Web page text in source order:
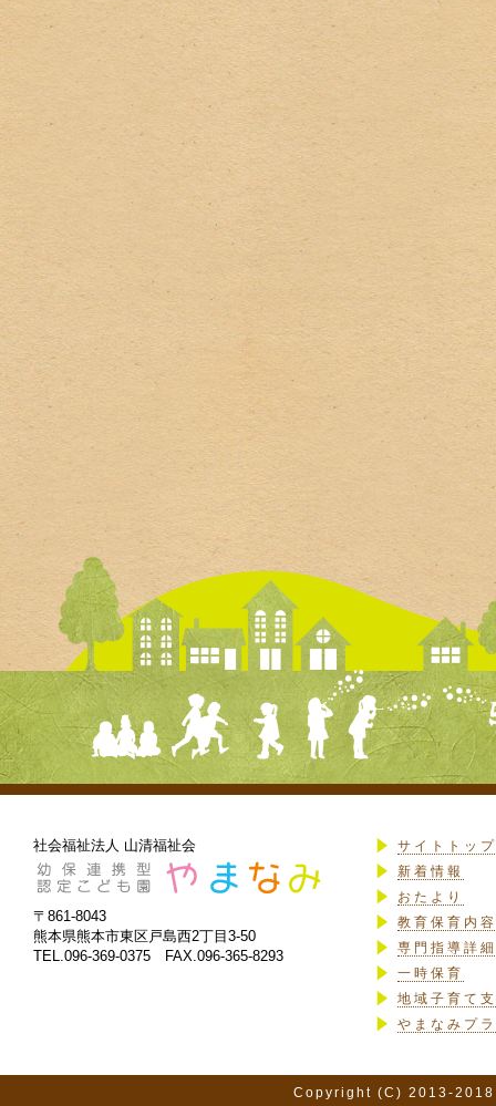
社会福祉法人 山清福祉会
〒861-8043
熊本県熊本市東区戸島西2丁目3-50
TEL.096-369-0375 FAX.096-365-8293
サイトトップ
新着情報
おたより
教育保育内
専門指導詳細
一時保育
地域子育て
やまなみプ
Copyright (C) 2013-